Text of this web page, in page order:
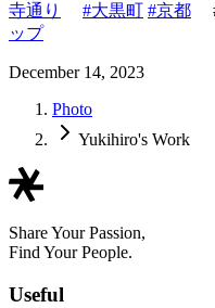
寺通り
#大黒町 #京都 #
ップ
December 14, 2023
Photo
Yukihiro's Work
Share Your Passion,
Find Your People.
Useful